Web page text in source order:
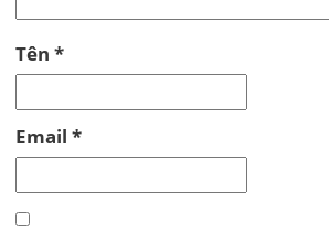
Tên*
Email*